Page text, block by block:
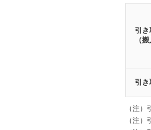
引
（
引き
（注）
（注）